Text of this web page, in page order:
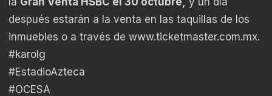
después estarán a la venta en las taquillas de los
inmuebles o a través de www.ticketmaster.com.mx.
#karolg
#EstadioAzteca
#OCESA